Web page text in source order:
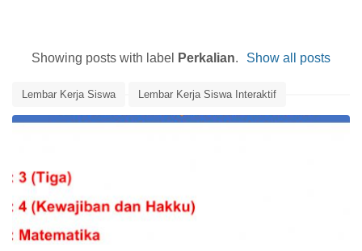
Showing posts with label Perkalian. Show all posts
Lembar Kerja Siswa Lembar Kerja Siswa Interaktif
Matematika Media Pembelajaran Pembagian